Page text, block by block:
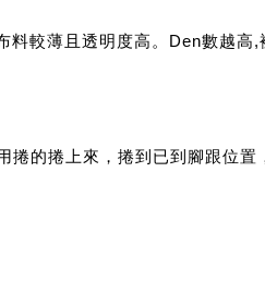
較薄且透明度高。 Den數越高,
的捲上來，捲到已到腳跟位置